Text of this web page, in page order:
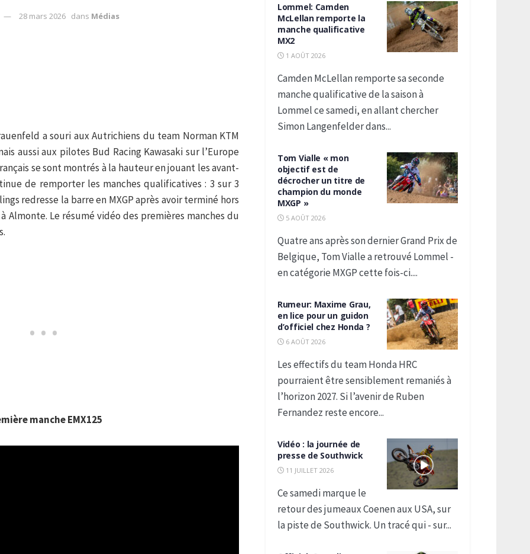
28 mars 2026 dans Médias
a souri aux Autrichiens du team Norman KTM
aussi aux pilotes Bud Racing Kawasaki sur l’Europe
se sont montrés à la hauteur en jouant les avant-
de remporter les manches qualificatives : 3 sur 3
redresse la barre en MXGP après avoir terminé hors
Almonte. Le résumé vidéo des premières manches du
manche EMX125
Lommel: Camden
McLellan remporte la
manche qualificative
MX2
1 AOÛT 2026
Camden McLellan remporte sa seconde
manche qualificative de la saison à
Lommel ce samedi, en allant chercher
Simon Langenfelder dans...
Tom Vialle « mon
objectif est de
décrocher un titre de
champion du monde
MXGP »
5 AOÛT 2026
Quatre ans après son dernier Grand Prix de
Belgique, Tom Vialle a retrouvé Lommel -
en catégorie MXGP cette fois-ci....
Rumeur: Maxime Grau,
en lice pour un guidon
d’officiel chez Honda ?
6 AOÛT 2026
Les effectifs du team Honda HRC
pourraient être sensiblement remaniés à
l’horizon 2027. Si l’avenir de Ruben
Fernandez reste encore...
Vidéo : la journée de
presse de Southwick
11 JUILLET 2026
Ce samedi marque le
retour des jumeaux Coenen aux USA, sur
la piste de Southwick. Un tracé qui - sur...